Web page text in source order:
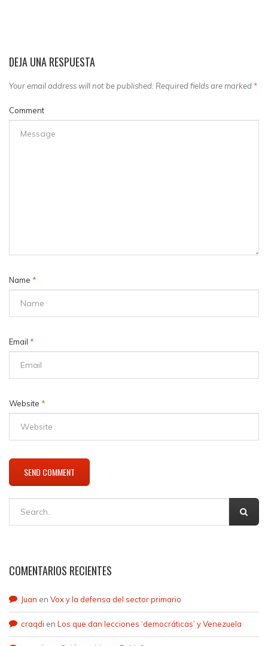
DEJA UNA RESPUESTA
Your email address will not be published. Required fields are marked *
Comment
Name *
Email *
Website *
COMENTARIOS RECIENTES
Juan en Vox y la defensa del sector primario
craqdi en Los que dan lecciones ‘democráticas’ y Venezuela